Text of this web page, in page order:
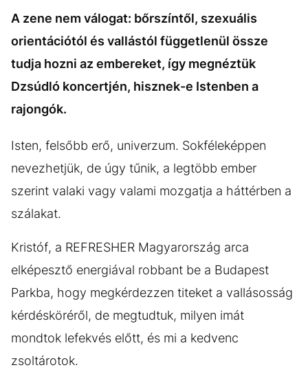
A zene nem válogat: bőrszíntől, szexuális
orientációtól és vallástól függetlenül össze
tudja hozni az embereket, így megnéztük
Dzsúdló koncertjén, hisznek-e Istenben a
rajongók.
Isten, felsőbb erő, univerzum. Sokféleképpen
nevezhetjük, de úgy tűnik, a legtöbb ember
szerint valaki vagy valami mozgatja a háttérben a
szálakat.
Kristóf, a REFRESHER Magyarország arca
elképesztő energiával robbant be a Budapest
Parkba, hogy megkérdezzen titeket a vallásosság
kérdésköréről, de megtudtuk, milyen imát
mondtok lefekvés előtt, és mi a kedvenc
zsoltárotok.